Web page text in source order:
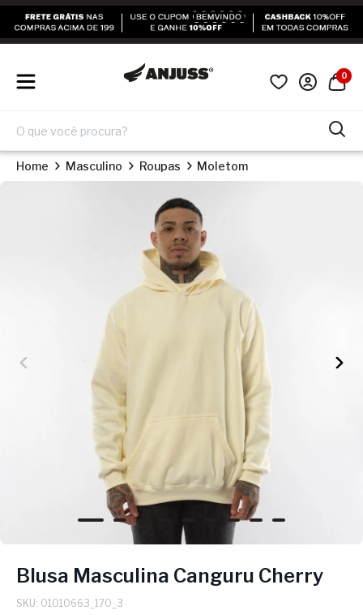
0
Home Masculino Roupas Moletom
Blusa Masculina Canguru Cherry
SKU: 01010663_170_3